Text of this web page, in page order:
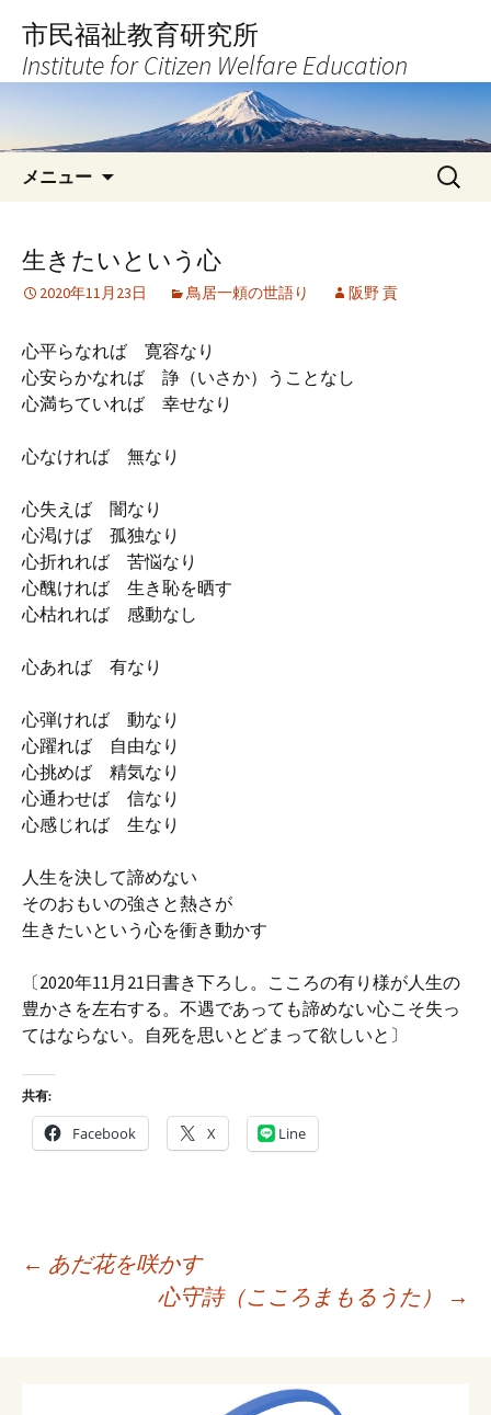
へ
キ
市民福祉教育研究所
Institute for Citizen Welfare Education
メニュー
検
索:
生きたいという心
2020年11月23日 鳥居一頼の世語り 阪野 貢
心平らなれば 寛容なり
心安らかなれば 諍（いさか）うことなし
心満ちていれば 幸せなり
心なければ 無なり
心失えば 闇なり
心渇けば 孤独なり
心折れれば 苦悩なり
心醜ければ 生き恥を晒す
心枯れれば 感動なし
心あれば 有なり
心弾ければ 動なり
心躍れば 自由なり
心挑めば 精気なり
心通わせば 信なり
心感じれば 生なり
人生を決して諦めない
そのおもいの強さと熱さが
生きたいという心を衝き動かす
〔2020年11月21日書き下ろし。こころの有り様が人生の
豊かさを左右する。不遇であっても諦めない心こそ失っ
てはならない。自死を思いとどまって欲しいと〕
共有:
Facebook X Line
← あだ花を咲かす
心守詩（こころまもるうた）
→